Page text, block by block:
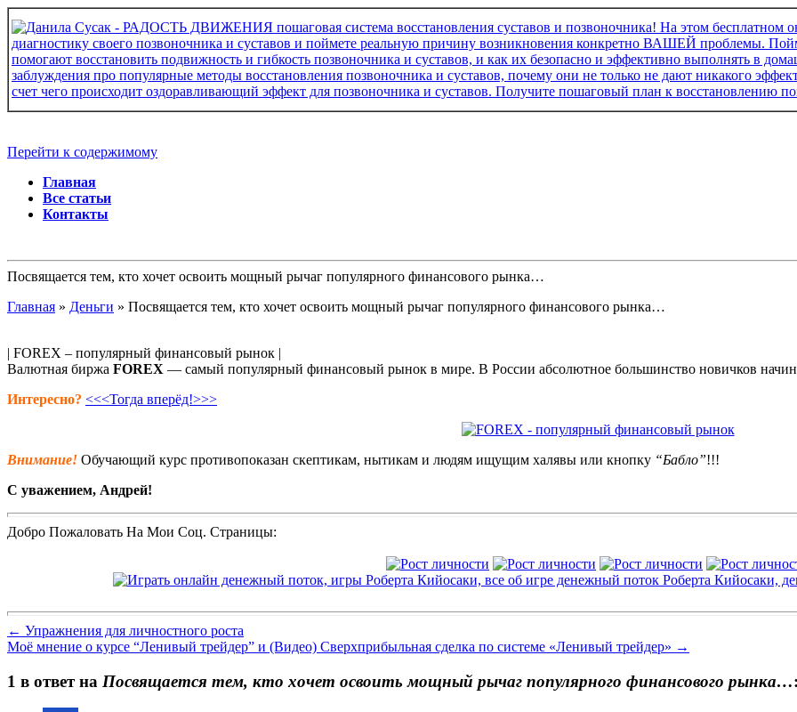
Перейти к содержимому
Главная
Все статьи
Контакты
Посвящается тем, кто хочет освоить мощный рычаг популярного финансового рынка…
Главная » Деньги » Посвящается тем, кто хочет освоить мощный рычаг популярного финансового рынка…
| FOREX – популярный финансовый рынок |
Валютная биржа FOREX — самый популярный финансовый рынок в мире. В России абсолютное большинство новичков
Интересно? <<<Тогда вперёд!>>>
Внимание! Обучающий курс противопоказан скептикам, нытикам и людям ищущим халявы или кнопку “Бабло”!!!
С уважением, Андрей!
Добро Пожаловать На Мои Соц. Страницы:
← Упражнения для личностного роста
Моё мнение о курсе “Ленивый трейдер” и (Видeo) Свeрхприбыльнaя сдeлкa пo систeмe «Лeнивый трeйдeр» →
1 в ответ на Посвящается тем, кто хочет освоить мощный рычаг популярного финансового рынка…